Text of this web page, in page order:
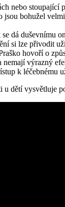
nebo
bohužel
dá duševnímu
si lze přivodit
hovoří o
výrazný
k léčebnému
u dětí vysvětluje